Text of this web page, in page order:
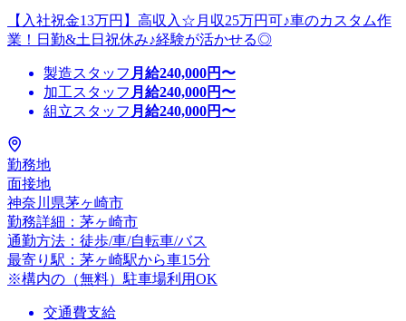
【入社祝金13万円】高収入☆月収25万円可♪車のカスタム作
業！日勤&土日祝休み♪経験が活かせる◎
製造スタッフ 月給240,000円〜
加工スタッフ 月給240,000円〜
組立スタッフ 月給240,000円〜
勤務地
面接地
神奈川県茅ヶ崎市
勤務詳細：茅ヶ崎市
通勤方法：徒歩/車/自転車/バス
最寄り駅：茅ヶ崎駅から車15分
※構内の（無料）駐車場利用OK
交通費支給